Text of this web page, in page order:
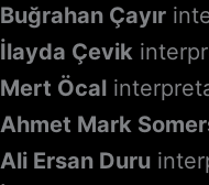
Buğrahan Çayır
İlayda Çevik
Mert Öcal
Ahmet Mark
Ali Ersan Duru